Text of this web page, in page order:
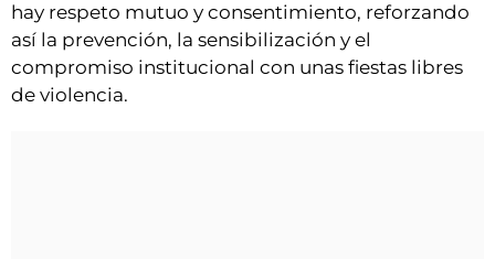
hay respeto mutuo y consentimiento, reforzando
así la prevención, la sensibilización y el
compromiso institucional con unas fiestas libres
de violencia.